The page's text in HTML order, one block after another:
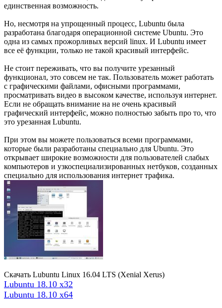
единственная возможность.
Но, несмотря на упрощенный процесс, Lubuntu была
разработана благодаря операционной системе Ubuntu. Это
одна из самых прожорливых версий linux. И Lubuntu имеет
все её функции, только не такой красивый интерфейс.
Не стоит переживать, что вы получите урезанный
функционал, это совсем не так. Пользователь может работать
с графическими файлами, офисными программами,
просматривать видео в высоком качестве, используя интернет.
Если не обращать внимание на не очень красивый
графический интерфейс, можно полностью забыть про то, что
это урезанная Lubuntu.
При этом вы можете пользоваться всеми программами,
которые были разработаны специально для Ubuntu. Это
открывает широкие возможности для пользователей слабых
компьютеров и узкоспециализированных нетбуков, созданных
специально для использования интернет трафика.
Скачать Lubuntu Linux 16.04 LTS (Xenial Xerus)
Lubuntu 18.10 x32
Lubuntu 18.10 x64